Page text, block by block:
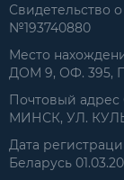
Свидетельство
№193740880
Место
ДОМ 9, ОФ. 395,
Почтовый
МИНСК, УЛ.
Дата
Беларусь